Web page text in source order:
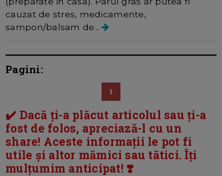
cauzat de stres, medicamente,
sampon/balsam de...
Pagini:
1
✔️ Dacă ți-a plăcut articolul sau ți-a
fost de folos, apreciază-l cu un
share! Aceste informații le pot fi
utile și altor mămici sau tătici. Îți
mulțumim anticipat! ❣️